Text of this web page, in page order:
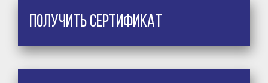
Получить сертификат